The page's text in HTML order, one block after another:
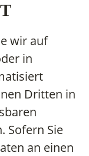
wir auf
in
Dritten in
Sofern Sie
an einen